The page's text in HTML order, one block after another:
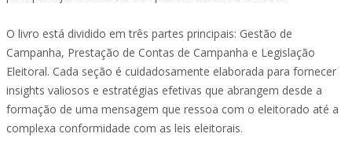
O livro está dividido em três partes principais: Gestão de
Campanha, Prestação de Contas de Campanha e Legislação
Eleitoral. Cada seção é cuidadosamente elaborada para fornecer
insights valiosos e estratégias efetivas que abrangem desde a
formação de uma mensagem que ressoa com o eleitorado até a
complexa conformidade com as leis eleitorais.